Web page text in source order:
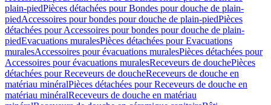
plain-piedPièces détachées pour Bondes pour douche de plain-
piedAccessoires pour bondes pour douche de plain-piedPièces
détachées pour Accessoires pour bondes pour douche de plain-
piedEvacuations muralesPièces détachées pour Evacuations
muralesAccessoires pour évacuations muralesPièces détachées pour
Accessoires pour évacuations muralesReceveurs de douchePièces
détachées pour Receveurs de doucheReceveurs de douche en
matériau minéralPièces détachées pour Receveurs de douche en
matériau minéralReceveurs de douche en matériau